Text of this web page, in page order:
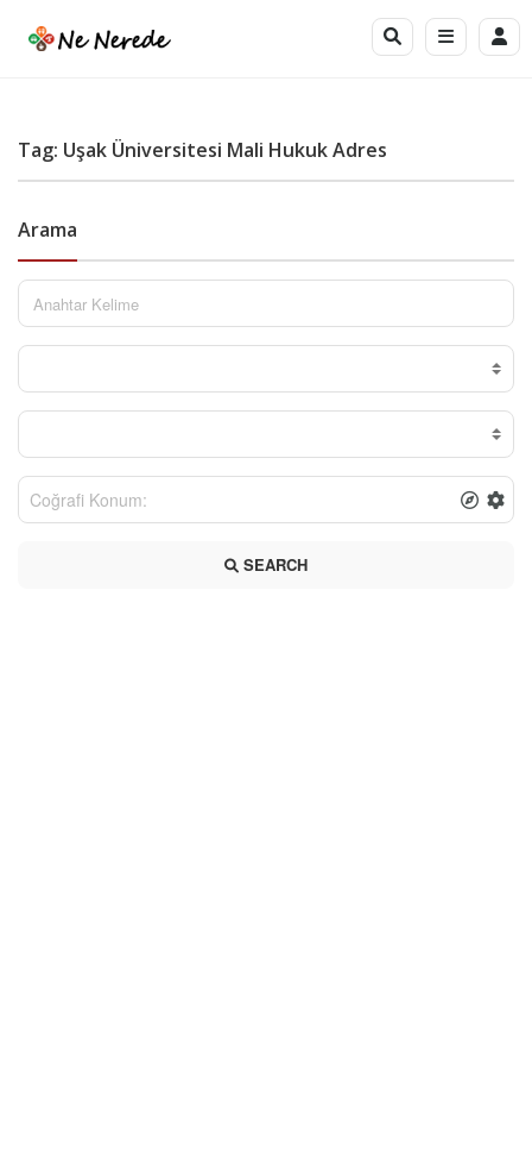
Tag: Uşak Üniversitesi Mali Hukuk Adres
Arama
SEARCH